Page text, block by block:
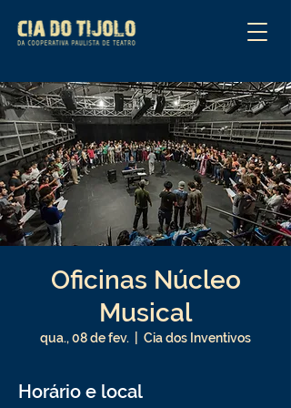
Oficinas Núcleo
Musical
qua., 08 de fev. Cia dos Inventivos
Horário e local